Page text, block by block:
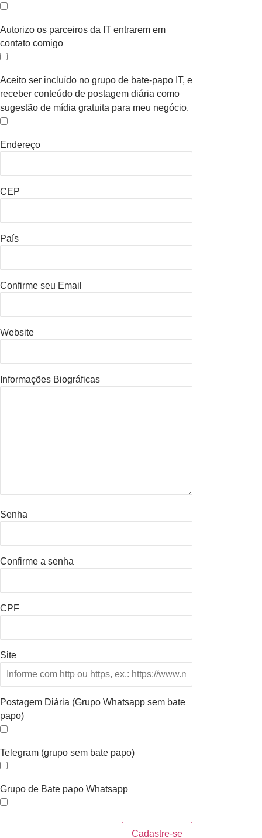
Autorizo os parceiros da IT entrarem em
contato comigo
Aceito ser incluído no grupo de bate-papo IT, e
receber conteúdo de postagem diária como
sugestão de mídia gratuita para meu negócio.
Endereço
CEP
País
Confirme seu Email
Website
Informações Biográficas
Senha
Confirme a senha
CPF
Site
Postagem Diária (Grupo Whatsapp sem bate
papo)
Telegram (grupo sem bate papo)
Grupo de Bate papo Whatsapp